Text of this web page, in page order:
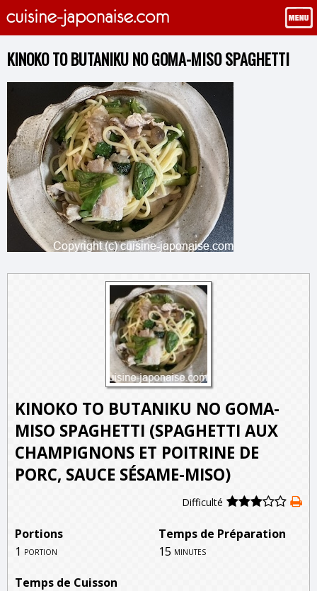
KINOKO TO BUTANIKU NO GOMA-MISO SPAGHETTI
KINOKO TO BUTANIKU NO GOMA-
MISO SPAGHETTI (SPAGHETTI AUX
CHAMPIGNONS ET POITRINE DE
PORC, SAUCE SÉSAME-MISO)
Difficulté
Portions
Temps de Préparation
1 portion 15 minutes
Temps de Cuisson